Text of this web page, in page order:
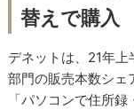
替えで購入
デネットは、21年
部門の販売本数シェ
「パソコンで住所